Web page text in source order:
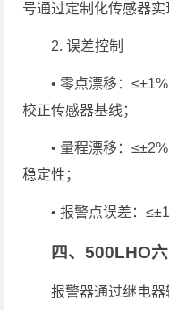
号通过定制化传感器实
2. 误差控制
• 零点漂移：
校正传感器基线；
• 量程漂移：
稳定性；
• 报警点误差：
四、500LHO
报警器通过继电